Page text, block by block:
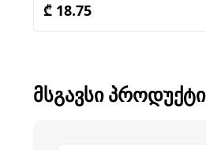
₾ 18.75
ᲛᲡᲒᲐᲕᲡᲘ ᲞᲠᲝᲓᲣᲥᲢᲘ